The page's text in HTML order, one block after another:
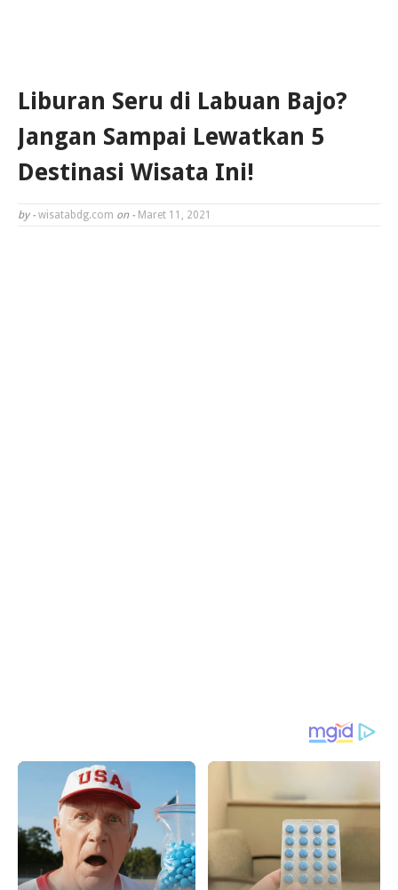
Liburan Seru di Labuan Bajo?
Jangan Sampai Lewatkan 5
Destinasi Wisata Ini!
by - wisatabdg.com on - Maret 11, 2021